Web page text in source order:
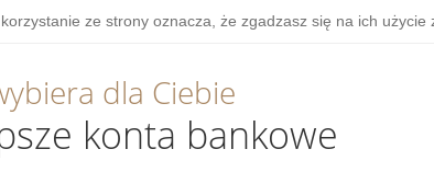
ze strony oznacza, że zgadzasz się na ich użycie
dla Ciebie
konta bankowe